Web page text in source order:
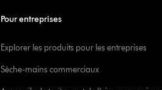
Pour entreprises
Explorer les produits pour les entreprises
Sèche-mains commerciaux